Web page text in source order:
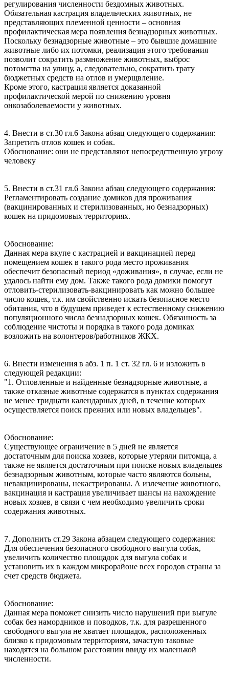
регулирования численности бездомных животных.
Обязательная кастрация владельческих животных, не
представляющих племенной ценности – основная
профилактическая мера появления безнадзорных животных.
Поскольку безнадзорные животные – это бывшие домашние
животные либо их потомки, реализация этого требования
позволит сократить размножение животных, выброс
потомства на улицу, а, следовательно, сократить трату
бюджетных средств на отлов и умерщвление.
Кроме этого, кастрация является доказанной
профилактической мерой по снижению уровня
онкозаболеваемости у животных.
4. Внести в ст.30 гл.6 Закона абзац следующего содержания:
Запретить отлов кошек и собак.
Обоснование: они не представляют непосредственную угрозу
человеку
5. Внести в ст.31 гл.6 Закона абзац следующего содержания:
Регламентировать создание домиков для проживания
(вакцинированных и стерилизованных, но безнадзорных)
кошек на придомовых территориях.
Обоснование:
Данная мера вкупе с кастрацией и вакцинацией перед
помещением кошек в такого рода место проживания
обеспечит безопасный период «доживания», в случае, если не
удалось найти ему дом. Также такого рода домики помогут
отловить-стерилизовать-вакцинировать как можно большее
число кошек, т.к. им свойственно искать безопасное место
обитания, что в будущем приведет к естественному снижению
популяционного числа безнадзорных кошек. Обязанность за
соблюдение чистоты и порядка в такого рода домиках
возложить на волонтеров/работников ЖКХ.
6. Внести изменения в абз. 1 п. 1 ст. 32 гл. 6 и изложить в
следующей редакции:
"1. Отловленные и найденные безнадзорные животные, а
также отказные животные содержатся в пунктах содержания
не менее тридцати календарных дней, в течение которых
осуществляется поиск прежних или новых владельцев".
Обоснование:
Существующее ограничение в 5 дней не является
достаточным для поиска хозяев, которые утеряли питомца, а
также не является достаточным при поиске новых владельцев
безнадзорным животным, которые часто являются больны,
невакцинированы, некастрированы. А излечение животного,
вакцинация и кастрация увеличивает шансы на нахождение
новых хозяев, в связи с чем необходимо увеличить сроки
содержания животных.
7. Дополнить ст.29 Закона абзацем следующего содержания:
Для обеспечения безопасного свободного выгула собак,
увеличить количество площадок для выгула собак и
установить их в каждом микрорайоне всех городов страны за
счет средств бюджета.
Обоснование:
Данная мера поможет снизить число нарушений при выгуле
собак без намордников и поводков, т.к. для разрешенного
свободного выгула не хватает площадок, расположенных
близко к придомовым территориям, зачастую таковые
находятся на большом расстоянии ввиду их маленькой
численности.